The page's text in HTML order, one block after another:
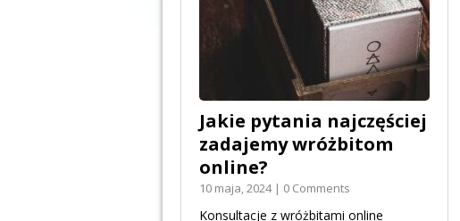
Jakie pytania najczęściej
zadajemy wróżbitom
online?
10 maja, 2024 | 0 Comments
Konsultacje z wróżbitami online